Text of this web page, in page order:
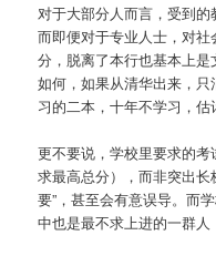
对于大部分人而言，受到的
而即便对于专业人士，对
分，脱离了本行也基本上
如何，如果从清华出来，
习的二本，十年不学习，估
更不要说，学校里要求的考
求最高总分），而非突出
要”，甚至会有意误导。而
中也是最不求上进的一群人